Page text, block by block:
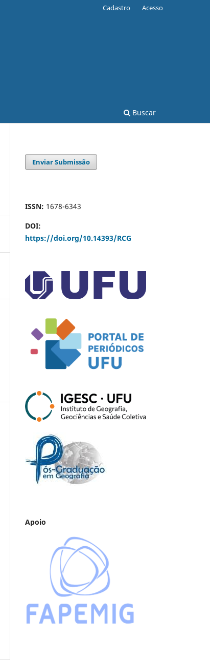
Buscar
Cadastro Acesso
Enviar Submissão
ISSN: 1678-6343
DOI:
https://doi.org/10.14393/RCG
Apoio